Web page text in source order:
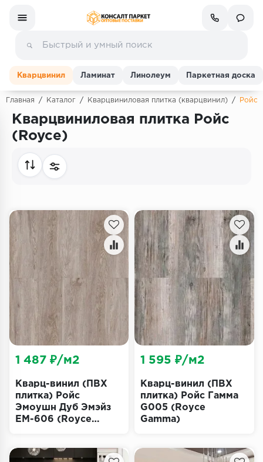
Ламинат
Линолеум
Инженерная доска
Паркетная доска
Террасная доска
Пробковое покрытие
Ковровая плитка
Подложка
Строительные материалы
Кварцвинил Ламинат Линолеум Паркетная доска
Главная / Каталог / Кварцвиниловая плитка (кварцвинил) / Ройс
Кварцвиниловая плитка Ройс
(Royce)
Кварц-винил (ПВХ
плитка) Ройс
Эмоушн Дуб Эмэйз
EM-606 (Royce
1 487 ₽/м2
Кварц-винил (ПВХ
плитка) Ройс Гамма
G005 (Royce
Gamma)
1 595 ₽/м2